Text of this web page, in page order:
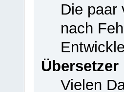
Die paar
nach
Übersetzer
Vielen